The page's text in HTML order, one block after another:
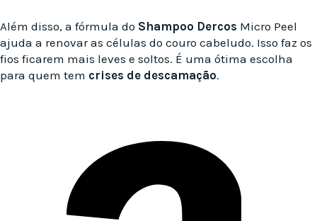
Além disso, a fórmula do Shampoo Dercos Micro Peel
ajuda a renovar as células do couro cabeludo. Isso faz os
fios ficarem mais leves e soltos. É uma ótima escolha
para quem tem crises de descamação.